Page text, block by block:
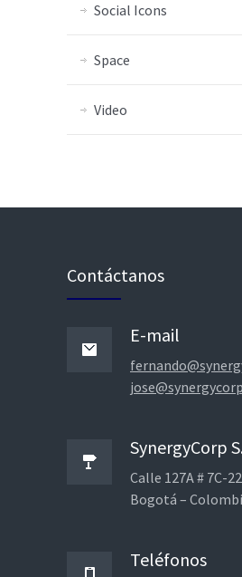
Social Icons
Space
Video
Contáctanos
E-mail
SynergyCorp
Calle 127A # 7C-
Bogotá –
Teléfonos